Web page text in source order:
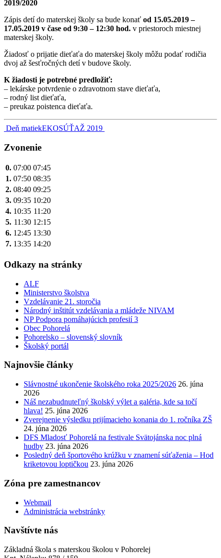
2019/2020
Zápis detí do materskej školy sa bude konať od 15.05.2019 –
17.05.2019 v čase od 9:30 – 12:30 hod. v priestoroch miestnej
materskej školy.
Žiadosť o prijatie dieťaťa do materskej školy môžu podať rodičia
dvoj až šesťročných detí v budove školy.
K žiadosti je potrebné predložiť:
– lekárske potvrdenie o zdravotnom stave dieťaťa,
– rodný list dieťaťa,
– preukaz poistenca dieťaťa.
Navigácia
v
Deň matiekEKOSÚŤAŽ 2019
Zvonenie
0. 07:00 07:45
1. 07:50 08:35
2. 08:40 09:25
3. 09:35 10:20
4. 10:35 11:20
5. 11:30 12:15
6. 12:45 13:30
7. 13:35 14:20
Odkazy na stránky
ALF
Ministerstvo školstva
Vzdelávanie 21. storočia
Národný inštitút vzdelávania a mládeže NIVAM
NP Podpora pomáhajúcich profesií 3
Obec Pohorelá
Pohorelsko – slovenský slovník
Školský portál
Najnovšie články
Slávnostné ukončenie školského roka 2025/2026 26. júna
2026
Náš nezabudnuteľný školský výlet a galéria, kde sa točí
hlava! 25. júna 2026
Zverejnenie výsledku prijímacieho konania do 1. ročníka ZŠ
24. júna 2026
DFS Mladosť Pohorelá na festivale Svätojánska noc plná
hudby 23. júna 2026
Posledný deň športového krúžku v znamení súťaženia – Hod
kriketovou loptičkou 23. júna 2026
Zóna pre zamestnancov
Webmail
Administrácia webstránky
Navštívte nás
Základná škola s materskou školou v Pohorelej